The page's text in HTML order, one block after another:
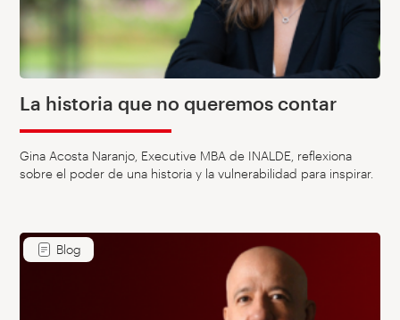
La historia que no queremos contar
Gina Acosta Naranjo, Executive MBA de INALDE, reflexiona
sobre el poder de una historia y la vulnerabilidad para inspirar.
Blog